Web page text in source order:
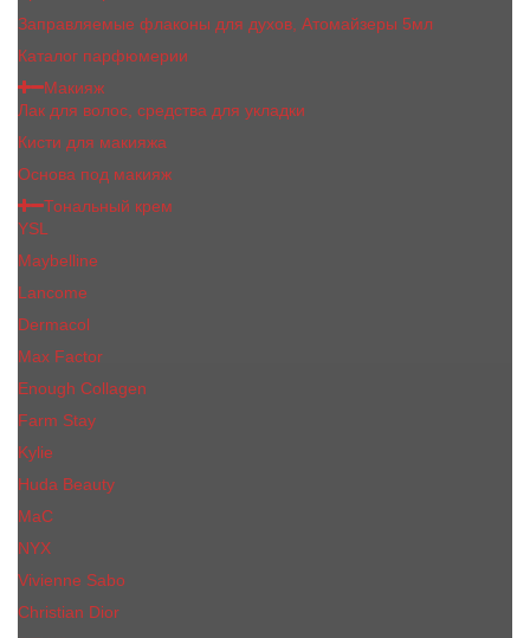
Заправляемые флаконы для духов, Атомайзеры 5мл
Каталог парфюмерии
Макияж
Лак для волос, средства для укладки
Кисти для макияжа
Основа под макияж
Тональный крем
YSL
Maybelline
Lancome
Dermacol
Max Factor
Enough Collagen
Farm Stay
Kylie
Huda Beauty
МаС
NYX
Vivienne Sabo
Сhristiаn Diоr